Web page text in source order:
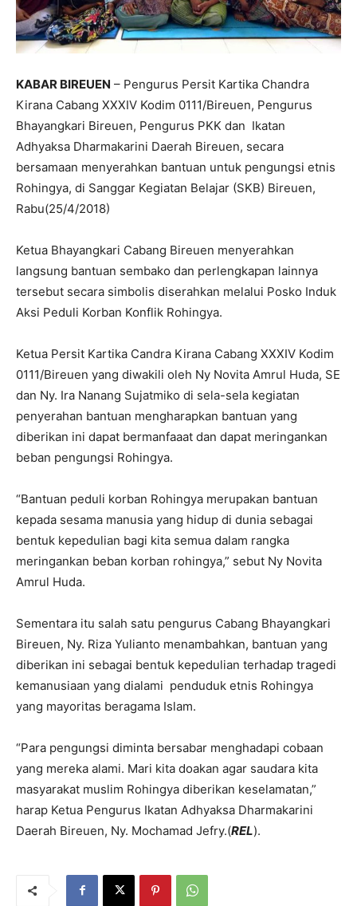
KABAR BIREUEN – Pengurus Persit Kartika Chandra
Kirana Cabang XXXIV Kodim 0111/Bireuen, Pengurus
Bhayangkari Bireuen, Pengurus PKK dan Ikatan
Adhyaksa Dharmakarini Daerah Bireuen, secara
bersamaan menyerahkan bantuan untuk pengungsi etnis
Rohingya, di Sanggar Kegiatan Belajar (SKB) Bireuen,
Rabu(25/4/2018)
Ketua Bhayangkari Cabang Bireuen menyerahkan
langsung bantuan sembako dan perlengkapan lainnya
tersebut secara simbolis diserahkan melalui Posko Induk
Aksi Peduli Korban Konflik Rohingya.
Ketua Persit Kartika Candra Kirana Cabang XXXIV Kodim
0111/Bireuen yang diwakili oleh Ny Novita Amrul Huda, SE
dan Ny. Ira Nanang Sujatmiko di sela-sela kegiatan
penyerahan bantuan mengharapkan bantuan yang
diberikan ini dapat bermanfaaat dan dapat meringankan
beban pengungsi Rohingya.
“Bantuan peduli korban Rohingya merupakan bantuan
kepada sesama manusia yang hidup di dunia sebagai
bentuk kepedulian bagi kita semua dalam rangka
meringankan beban korban rohingya,” sebut Ny Novita
Amrul Huda.
Sementara itu salah satu pengurus Cabang Bhayangkari
Bireuen, Ny. Riza Yulianto menambahkan, bantuan yang
diberikan ini sebagai bentuk kepedulian terhadap tragedi
kemanusiaan yang dialami penduduk etnis Rohingya
yang mayoritas beragama Islam.
“Para pengungsi diminta bersabar menghadapi cobaan
yang mereka alami. Mari kita doakan agar saudara kita
masyarakat muslim Rohingya diberikan keselamatan,”
harap Ketua Pengurus Ikatan Adhyaksa Dhar­makarini
Daerah Bireuen, Ny. Mochamad Jefry.(REL).